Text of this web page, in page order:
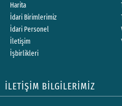
Harita
İdari Birimlerimiz
İdari Personel
İletişim
İşbirlikleri
İLETİŞİM BİLGİLERİMİZ